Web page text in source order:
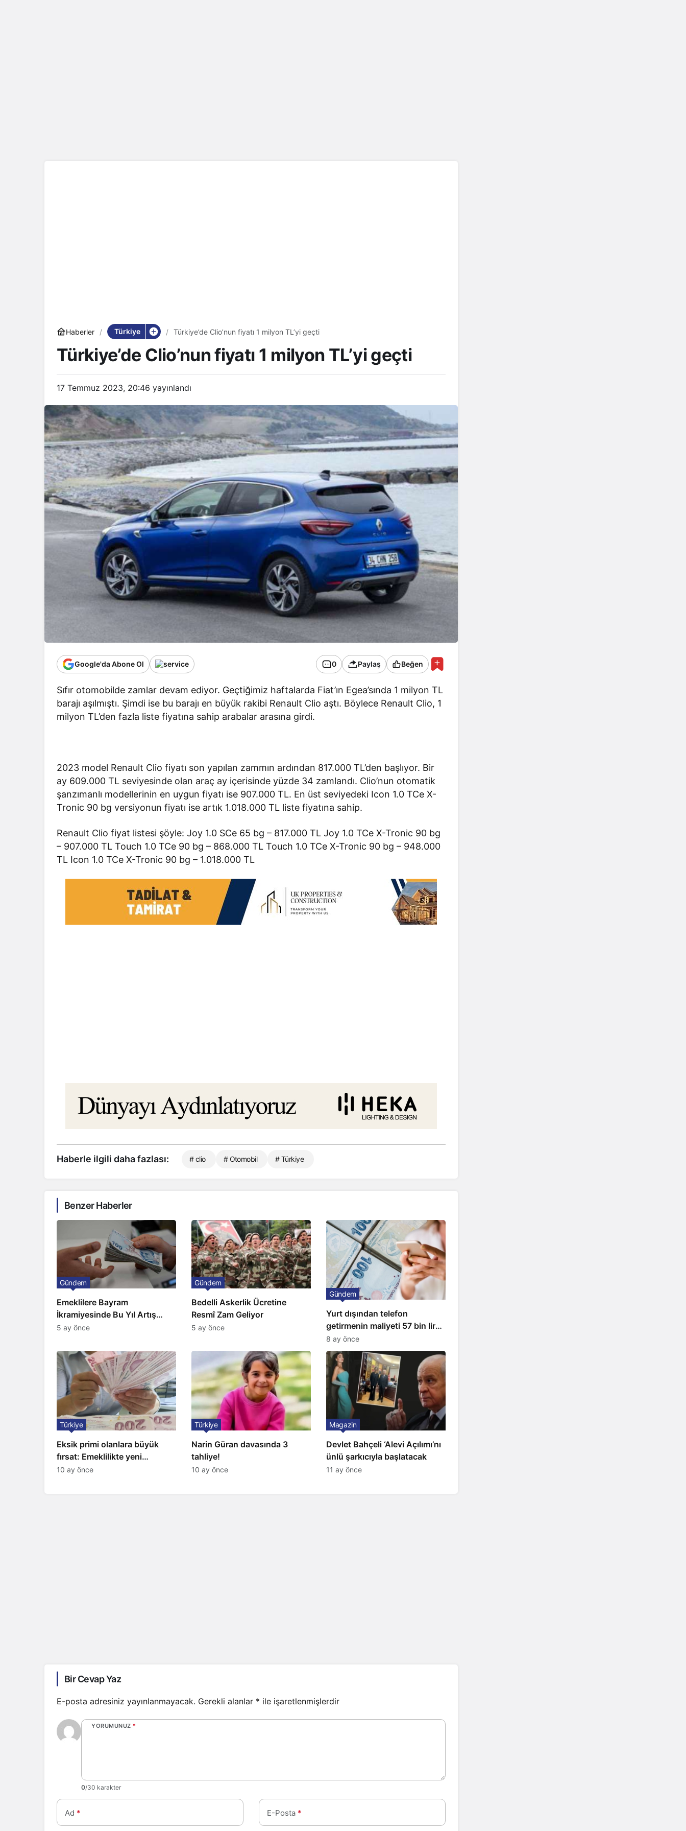
Haberler Türkiye Türkiye’de Clio’nun fiyatı 1 milyon TL’yi geçti
Türkiye’de Clio’nun fiyatı 1 milyon TL’yi geçti
17 Temmuz 2023, 20:46 yayınlandı
Google'da Abone Ol 0 Paylaş Beğen
Sıfır otomobilde zamlar devam ediyor. Geçtiğimiz haftalarda Fiat’ın Egea’sında 1 milyon TL
barajı aşılmıştı. Şimdi ise bu barajı en büyük rakibi Renault Clio aştı. Böylece Renault Clio, 1
milyon TL’den fazla liste fiyatına sahip arabalar arasına girdi.
2023 model Renault Clio fiyatı son yapılan zammın ardından 817.000 TL’den başlıyor. Bir
ay 609.000 TL seviyesinde olan araç ay içerisinde yüzde 34 zamlandı. Clio’nun otomatik
şanzımanlı modellerinin en uygun fiyatı ise 907.000 TL. En üst seviyedeki Icon 1.0 TCe X-
Tronic 90 bg versiyonun fiyatı ise artık 1.018.000 TL liste fiyatına sahip.
Renault Clio fiyat listesi şöyle: Joy 1.0 SCe 65 bg – 817.000 TL Joy 1.0 TCe X-Tronic 90 bg
– 907.000 TL Touch 1.0 TCe 90 bg – 868.000 TL Touch 1.0 TCe X-Tronic 90 bg – 948.000
TL Icon 1.0 TCe X-Tronic 90 bg – 1.018.000 TL
Haberle ilgili daha fazlası: # clio # Otomobil # Türkiye
Benzer Haberler
Emeklilere Bayram
İkramiyesinde Bu Yıl Artış
Gelmeyecek
Gündem
5 ay önce
Bedelli Askerlik Ücretine
Resmî Zam Geliyor
Gündem
5 ay önce
Yurt dışından telefon
getirmenin maliyeti 57 bin lira
oldu
Gündem
8 ay önce
Eksik primi olanlara büyük
fırsat: Emeklilikte yeni
formülün yolu açıldı
Türkiye
10 ay önce
Narin Güran davasında 3
tahliye!
Türkiye
10 ay önce
Devlet Bahçeli ‘Alevi Açılımı’nı
ünlü şarkıcıyla başlatacak
Magazin
11 ay önce
Bir Cevap Yaz
E-posta adresiniz yayınlanmayacak. Gerekli alanlar * ile işaretlenmişlerdir
YORUMUNUZ *
0/30 karakter
Ad * E-Posta *